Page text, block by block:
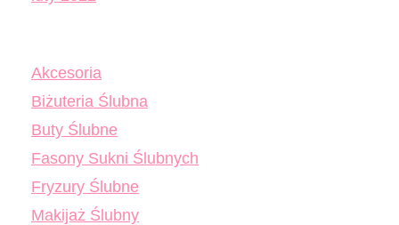
Akcesoria
Biżuteria Ślubna
Buty Ślubne
Fasony Sukni Ślubnych
Fryzury Ślubne
Makijaż Ślubny